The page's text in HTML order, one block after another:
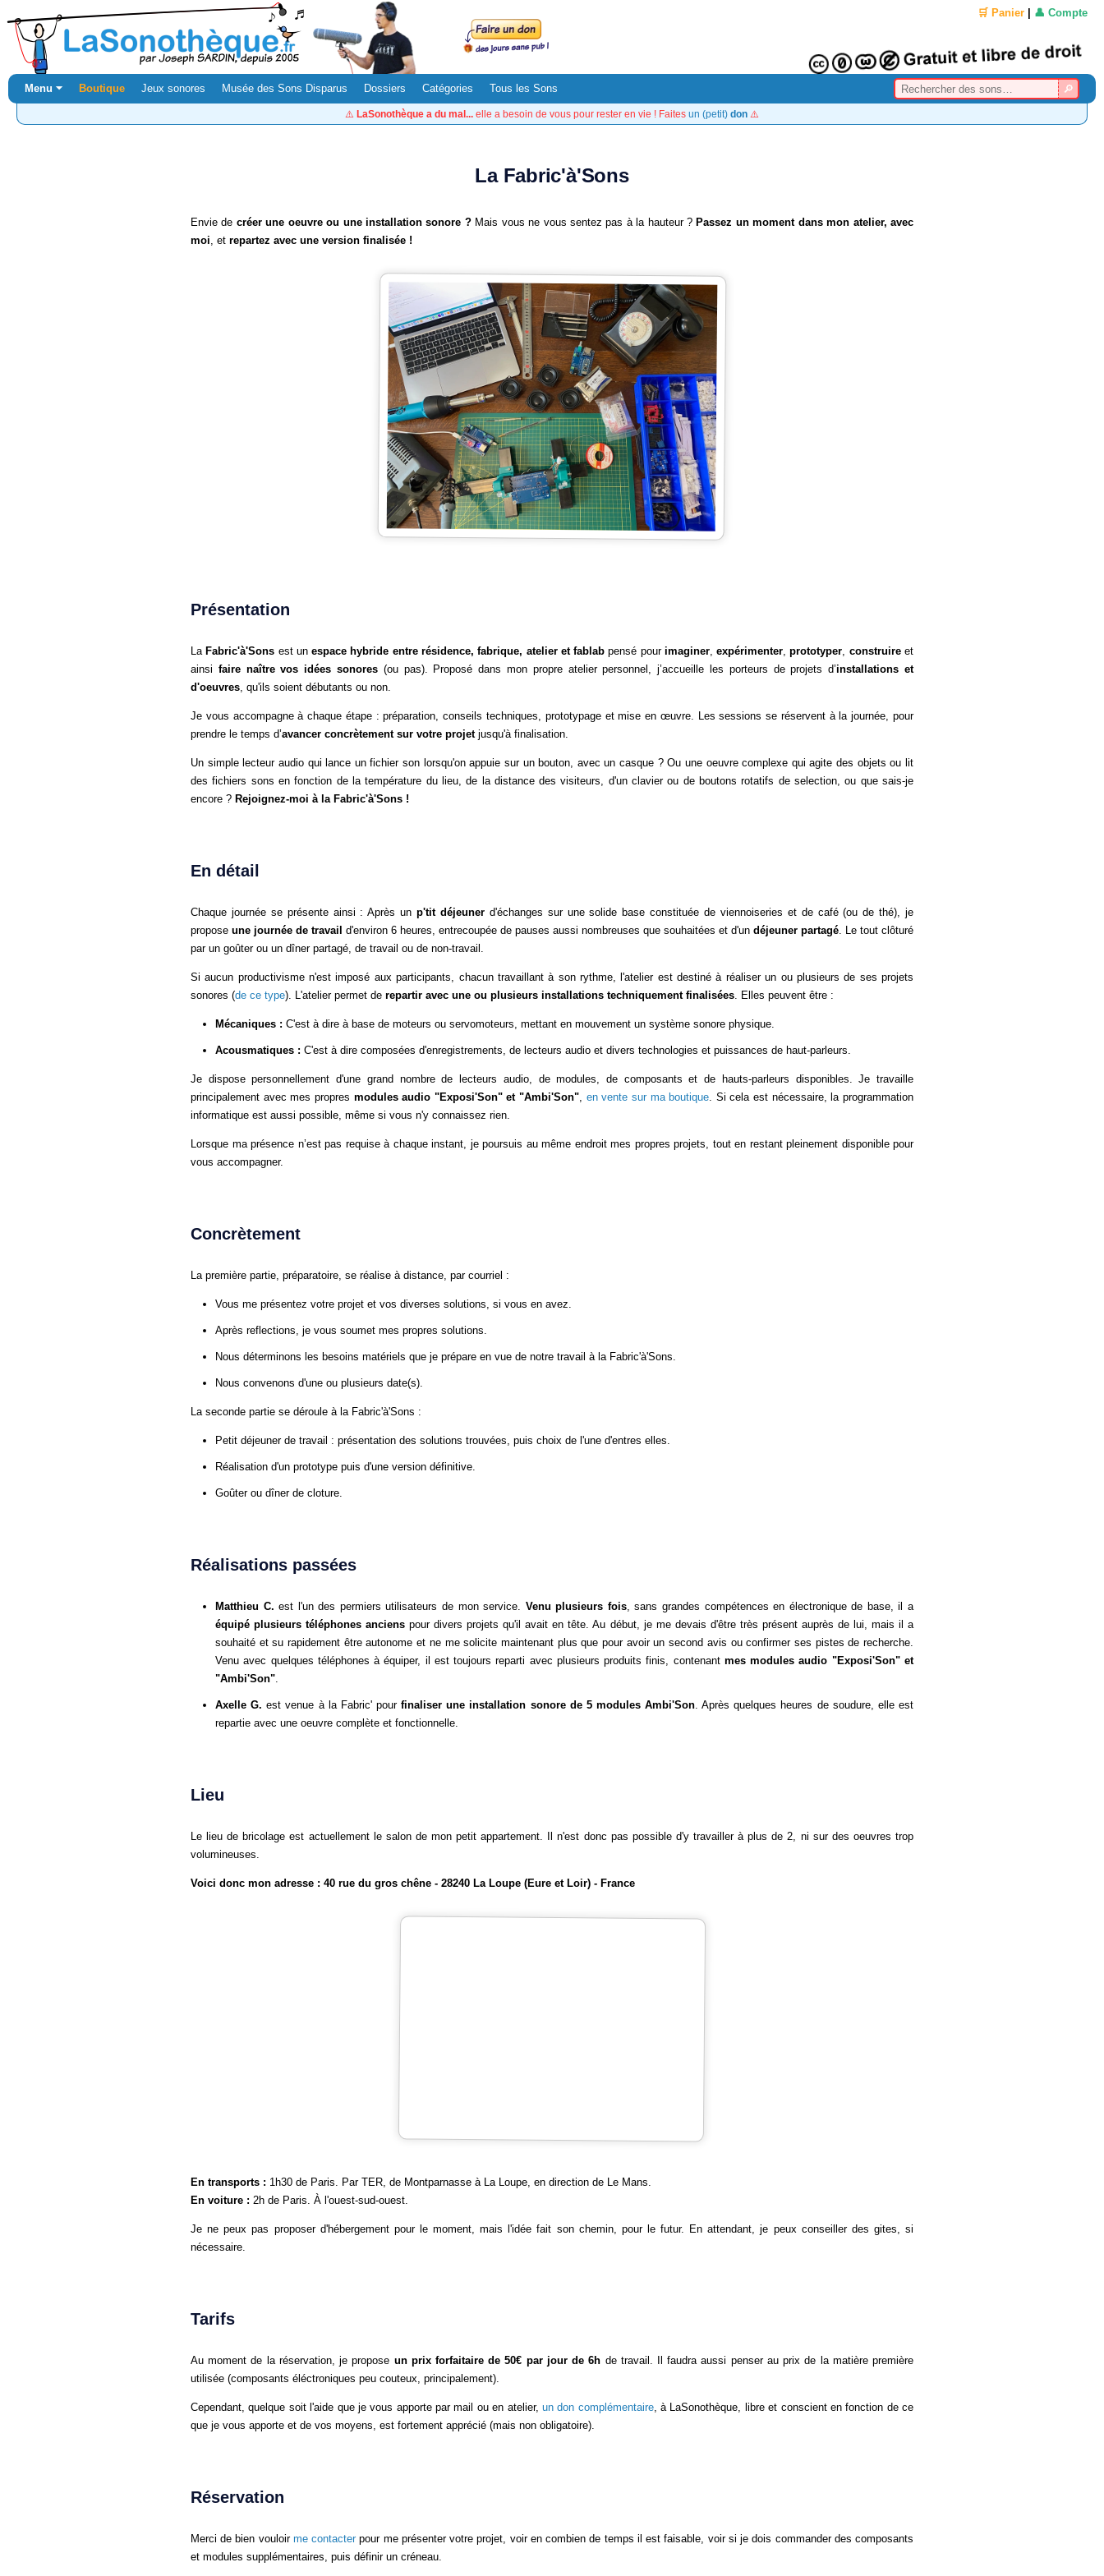
🛒 Panier 👤 Compte
Menu ⏷ Boutique Jeux sonores Musée des Sons Disparus Dossiers Catégories Tous les Sons
⚠️ LaSonothèque a du mal... elle a besoin de vous pour rester en vie ! Faites un (petit) don ⚠️
La Fabric'à'Sons
Envie de créer une oeuvre ou une installation sonore ?Mais vous ne vous sentez pas à la hauteur ? Passez un moment dans mon atelier, avec
moi, et repartez avec une version finalisée !
Présentation
La Fabric'à'Sons est unespace hybride entre résidence, fabrique, atelier et fablab pensé pour imaginer,expérimenter,prototyper, construireet
ainsi faire naître vos idées sonores (ou pas). Proposé dans mon propre atelier personnel, j’accueille les porteurs de projets d’installations et
d'oeuvres, qu'ils soient débutants ou non.
Je vous accompagne à chaque étape : préparation, conseils techniques, prototypage et mise en œuvre. Les sessions se réservent à la journée, pour
prendre le temps d’avancer concrètement sur votre projetjusqu'à finalisation.
Un simple lecteur audio qui lance un fichier son lorsqu'on appuie sur un bouton, avec un casque ? Ou une oeuvre complexe qui agite des objets ou lit
des fichiers sons en fonction de la température du lieu, de la distance des visiteurs, d'un clavier ou de boutons rotatifs de selection, ou que sais-je
encore ? Rejoignez-moi à la Fabric'à'Sons !
En détail
Chaque journée se présente ainsi : Après un p'tit déjeunerd'échanges sur une solide base constituée de viennoiseries et de café (ou de thé), je
propose une journée de travail d'environ 6 heures, entrecoupée de pauses aussi nombreuses que souhaitées et d'un déjeuner partagé. Le tout clôturé
par un goûter ou un dîner partagé, de travail ou de non-travail.
Si aucun productivisme n'est imposé aux participants, chacun travaillant à son rythme, l'atelier est destiné à réaliser un ou plusieurs de ses projets
sonores (de ce type). L'atelier permet de repartir avec une ou plusieurs installations techniquement finalisées. Elles peuvent être :
Mécaniques : C'est à dire à base de moteurs ou servomoteurs, mettant en mouvement un système sonore physique.
Acousmatiques : C'est à dire composées d'enregistrements, de lecteurs audio et divers technologies et puissances de haut-parleurs.
Je dispose personnellement d'une grand nombre de lecteurs audio, de modules, de composants et de hauts-parleurs disponibles. Je travaille
principalement avec mes propres modules audio "Exposi'Son" et "Ambi'Son", en vente sur ma boutique. Si cela est nécessaire, la programmation
informatique est aussi possible, même si vous n'y connaissez rien.
Lorsque ma présence n’est pas requise à chaque instant, je poursuis au même endroit mes propres projets, tout en restant pleinement disponible pour
vous accompagner.
Concrètement
La première partie, préparatoire, se réalise à distance, par courriel :
Vous me présentez votre projet et vos diverses solutions, si vous en avez.
Après reflections, je vous soumet mes propres solutions.
Nous déterminons les besoins matériels que je prépare en vue de notre travail à la Fabric'à'Sons.
Nous convenons d'une ou plusieurs date(s).
La seconde partie se déroule à la Fabric'à'Sons :
Petit déjeuner de travail : présentation des solutions trouvées, puis choix de l'une d'entres elles.
Réalisation d'un prototype puis d'une version définitive.
Goûter ou dîner de cloture.
Réalisations passées
Matthieu C. est l'un des permiers utilisateurs de mon service. Venu plusieurs fois, sans grandes compétences en électronique de base, il a
équipé plusieurs téléphones anciens pour divers projets qu'il avait en tête. Au début, je me devais d'être très présent auprès de lui, mais il a
souhaité et su rapidement être autonome et ne me solicite maintenant plus que pour avoir un second avis ou confirmer ses pistes de recherche.
Venu avec quelques téléphones à équiper, il est toujours reparti avec plusieurs produits finis, contenant mes modules audio "Exposi'Son" et
"Ambi'Son".
Axelle G. est venue à la Fabric' pourfinaliser une installation sonore de 5 modules Ambi'Son. Après quelques heures de soudure, elle est
repartie avec une oeuvre complète et fonctionnelle.
Lieu
Le lieu de bricolage est actuellement le salon de mon petit appartement. Il n'est donc pas possible d'y travailler à plus de 2, ni sur des oeuvres trop
volumineuses.
Voici donc mon adresse : 40 rue du gros chêne - 28240 La Loupe (Eure et Loir) - France
En transports : 1h30 de Paris. Par TER, de Montparnasse à La Loupe, en direction de Le Mans.
En voiture : 2h de Paris. À l'ouest-sud-ouest.
Je ne peux pas proposer d'hébergement pour le moment, mais l'idée fait son chemin, pour le futur. En attendant, je peux conseiller des gites, si
nécessaire.
Tarifs
Au moment de la réservation, je propose un prix forfaitaire de 50€ par jour de 6h de travail. Il faudra aussi penser au prix de la matière première
utilisée (composants éléctroniques peu couteux, principalement).
Cependant, quelque soit l'aide que je vous apporte par mail ou en atelier, un don complémentaire, à LaSonothèque, libre et conscient en fonction de ce
que je vous apporte et de vos moyens, est fortement apprécié (mais non obligatoire).
Réservation
Merci de bien vouloir me contacter pour me présenter votre projet, voir en combien de temps il est faisable, voir si je dois commander des composants
et modules supplémentaires, puis définir un créneau.